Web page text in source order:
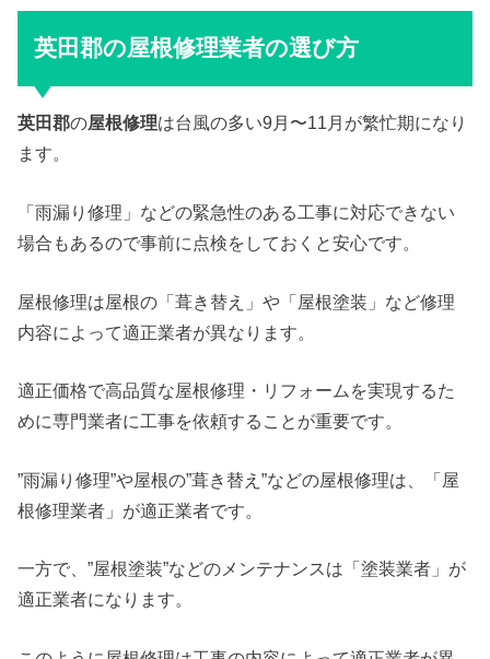
英田郡の屋根修理業者の選び方
英田郡の屋根修理は台風の多い9月〜11月が繁忙期になり
ます。
「雨漏り修理」などの緊急性のある工事に対応できない
場合もあるので事前に点検をしておくと安心です。
屋根修理は屋根の「葺き替え」や「屋根塗装」など修理
内容によって適正業者が異なります。
適正価格で高品質な屋根修理・リフォームを実現するた
めに専門業者に工事を依頼することが重要です。
”雨漏り修理”や屋根の”葺き替え”などの屋根修理は、「屋
根修理業者」が適正業者です。
一方で、”屋根塗装”などのメンテナンスは「塗装業者」が
適正業者になります。